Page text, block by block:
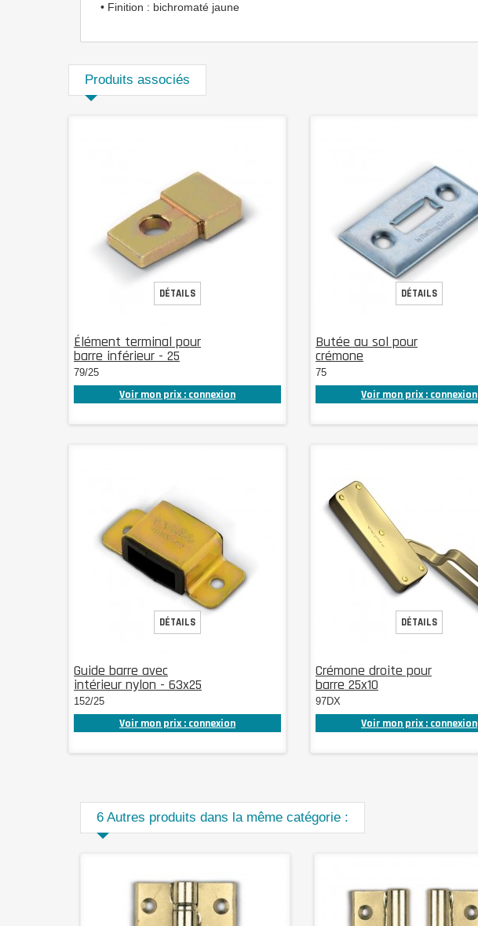
• Finition : bichromaté jaune
Produits associés
Élément terminal pour
barre inférieur - 25
79/25
Voir mon prix : connexion
DÉTAILS
Butée au sol pour
crémone
75
Voir mon prix : connexion
DÉTAILS
Guide barre avec
intérieur nylon - 63x25
152/25
Voir mon prix : connexion
DÉTAILS
Crémone droite pour
barre 25x10
97DX
Voir mon prix : connexion
DÉTAILS
6 Autres produits dans la même catégorie :